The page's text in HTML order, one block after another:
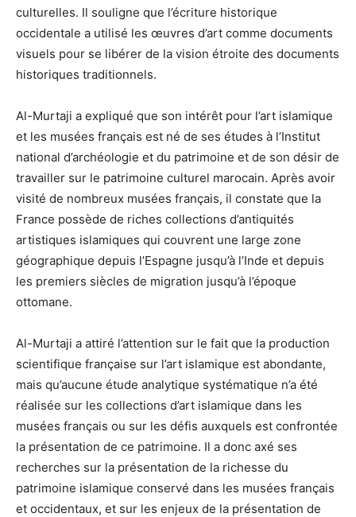
culturelles. Il souligne que l’écriture historique
occidentale a utilisé les œuvres d’art comme documents
visuels pour se libérer de la vision étroite des documents
historiques traditionnels.
Al-Murtaji a expliqué que son intérêt pour l’art islamique
et les musées français est né de ses études à l’Institut
national d’archéologie et du patrimoine et de son désir de
travailler sur le patrimoine culturel marocain. Après avoir
visité de nombreux musées français, il constate que la
France possède de riches collections d’antiquités
artistiques islamiques qui couvrent une large zone
géographique depuis l’Espagne jusqu’à l’Inde et depuis
les premiers siècles de migration jusqu’à l’époque
ottomane.
Al-Murtaji a attiré l’attention sur le fait que la production
scientifique française sur l’art islamique est abondante,
mais qu’aucune étude analytique systématique n’a été
réalisée sur les collections d’art islamique dans les
musées français ou sur les défis auxquels est confrontée
la présentation de ce patrimoine. Il a donc axé ses
recherches sur la présentation de la richesse du
patrimoine islamique conservé dans les musées français
et occidentaux, et sur les enjeux de la présentation de